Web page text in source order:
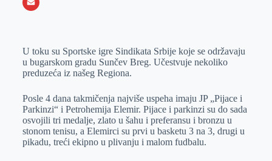
o
e
e
r
k
I
n
b
h
s
A
p
X
a
i
U toku su Sportske igre Sindikata Srbije koje se održavaju
u bugarskom gradu Sunčev Breg. Učestvuje nekoliko
preduzeća iz našeg Regiona.
Posle 4 dana takmičenja najviše uspeha imaju JP „Pijace i
Parkinzi“ i Petrohemija Elemir. Pijace i parkinzi su do sada
osvojili tri medalje, zlato u šahu i preferansu i bronzu u
stonom tenisu, a Elemirci su prvi u basketu 3 na 3, drugi u
pikadu, treći ekipno u plivanju i malom fudbalu.